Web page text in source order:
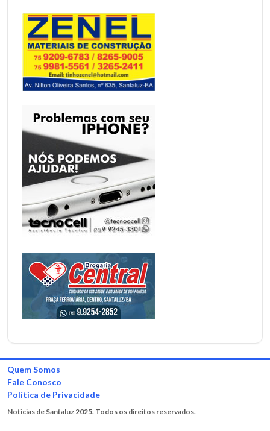
Quem Somos
Fale Conosco
Política de Privacidade
Noticias de Santaluz 2025. Todos os direitos reservados.